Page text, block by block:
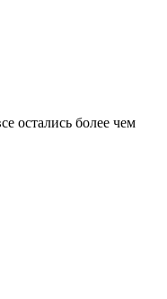
остались более чем